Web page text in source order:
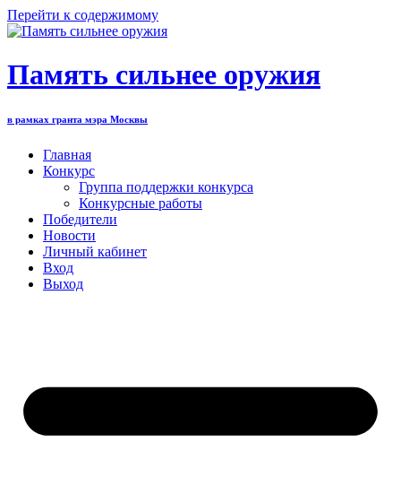
Перейти к содержимому
Память сильнее оружия
в рамках гранта мэра Москвы
Главная
Конкурс
Группа поддержки конкурса
Конкурсные работы
Победители
Новости
Личный кабинет
Вход
Выход